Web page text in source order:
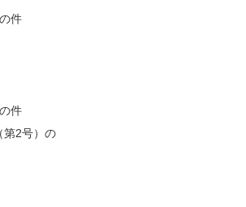
件
件
2号）の